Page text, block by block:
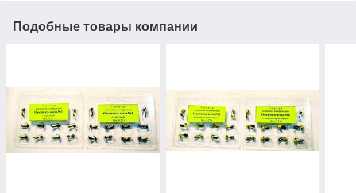
Подобные товары компании